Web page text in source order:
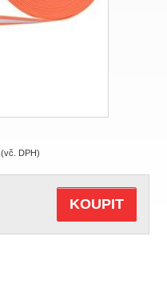
(vč. DPH)
KOUPIT